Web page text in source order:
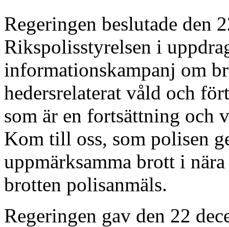
Regeringen beslutade den
Rikspolisstyrelsen i
informationskampanj om
hedersrelaterat våld och
som är en fortsättning och
Kom till oss, som polisen
uppmärksamma brott i
brotten polisanmäls.
Regeringen gav den 22